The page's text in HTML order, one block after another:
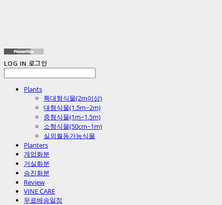
LOG IN 로그인
Plants
특대형식물(2m이상)
대형식물(1.5m~2m)
중형식물(1m~1.5m)
소형식물(50cm~1m)
실외월동가능식물
Planters
개업화분
거실화분
승진화분
Review
VINE CARE
무료배송일정